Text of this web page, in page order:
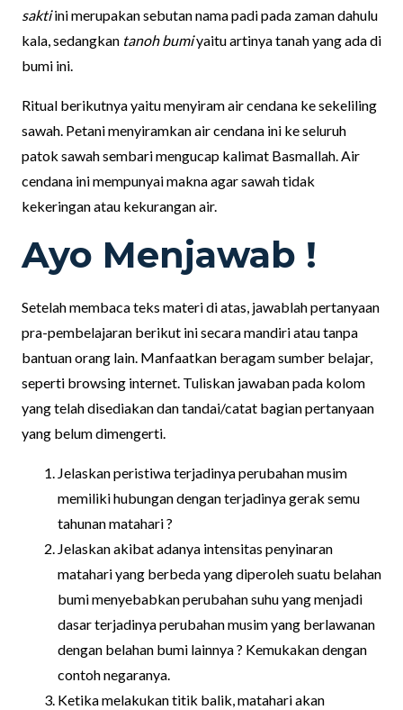
saktiini merupakan sebutan nama padi pada zaman dahulu
kala, sedangkan tanoh bumiyaitu artinya tanah yang ada di
bumi ini.
Ritual berikutnya yaitu menyiram air cendana ke sekeliling
sawah. Petani menyiramkan air cendana ini ke seluruh
patok sawah sembari mengucap kalimat Basmallah. Air
cendana ini mempunyai makna agar sawah tidak
kekeringan atau kekurangan air.
Ayo Menjawab !
Setelah membaca teks materi di atas, jawablah pertanyaan
pra-pembelajaran berikut ini secara mandiri atau tanpa
bantuan orang lain. Manfaatkan beragam sumber belajar,
seperti browsing internet. Tuliskan jawaban pada kolom
yang telah disediakan dan tandai/catat bagian pertanyaan
yang belum dimengerti.
Jelaskan peristiwa terjadinya perubahan musim
memiliki hubungan dengan terjadinya gerak semu
tahunan matahari ?
Jelaskan akibat adanya intensitas penyinaran
matahari yang berbeda yang diperoleh suatu belahan
bumi menyebabkan perubahan suhu yang menjadi
dasar terjadinya perubahan musim yang berlawanan
dengan belahan bumi lainnya ? Kemukakan dengan
contoh negaranya.
Ketika melakukan titik balik, matahari akan